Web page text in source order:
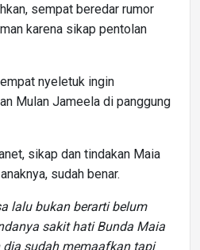
sempat beredar rumor
karena sikap pentolan
nyeletuk ingin
Mulan Jameela di panggung
sikap dan tindakan Maia
sudah benar.
lalu bukan berarti belum
sakit hati Bunda Maia
sudah memaafkan tapi